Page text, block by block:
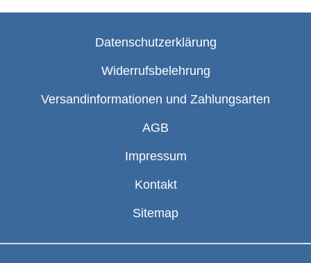
Datenschutzerklärung
Widerrufsbelehrung
Versandinformationen und Zahlungsarten
AGB
Impressum
Kontakt
Sitemap